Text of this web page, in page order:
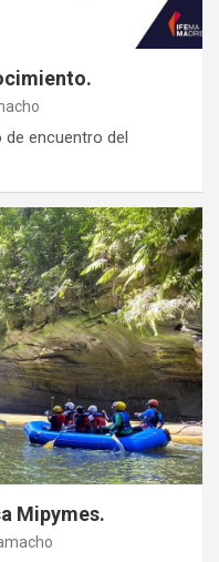
de encuentro del
Mipymes.